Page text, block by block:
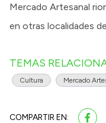
Mercado Artesanal
en otras localidades
TEMAS
Cultura Mercado
COMPARTIR EN: